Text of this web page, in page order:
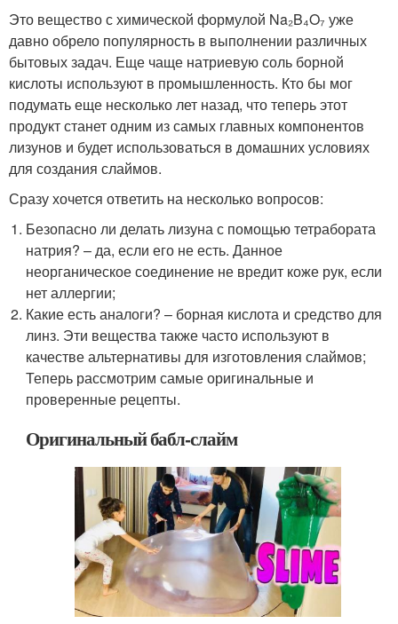
Это вещество с химической формулой Na₂B₄O₇ уже
давно обрело популярность в выполнении различных
бытовых задач. Еще чаще натриевую соль борной
кислоты используют в промышленность. Кто бы мог
подумать еще несколько лет назад, что теперь этот
продукт станет одним из самых главных компонентов
лизунов и будет использоваться в домашних условиях
для создания слаймов.
Сразу хочется ответить на несколько вопросов:
Безопасно ли делать лизуна с помощью тетрабората
натрия? – да, если его не есть. Данное
неорганическое соединение не вредит коже рук, если
нет аллергии;
Какие есть аналоги? – борная кислота и средство для
линз. Эти вещества также часто используют в
качестве альтернативы для изготовления слаймов;
Теперь рассмотрим самые оригинальные и
проверенные рецепты.
Оригинальный бабл-слайм